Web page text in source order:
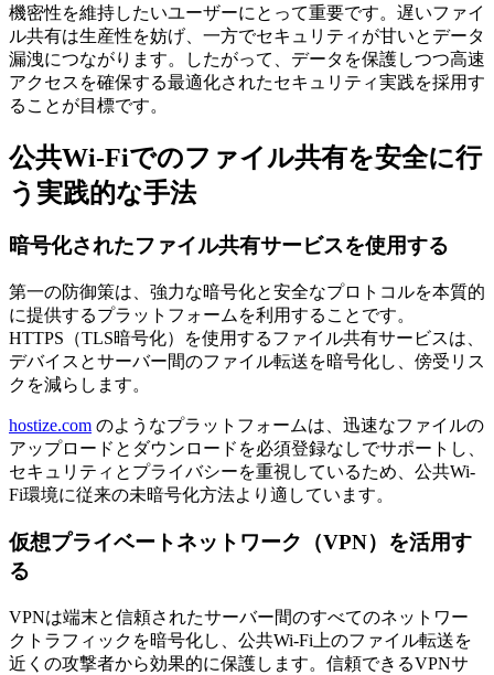
機密性を維持したいユーザーにとって重要です。遅いファイ
ル共有は生産性を妨げ、一方でセキュリティが甘いとデータ
漏洩につながります。したがって、データを保護しつつ高速
アクセスを確保する最適化されたセキュリティ実践を採用す
ることが目標です。
公共Wi-Fiでのファイル共有を安全に行
う実践的な手法
暗号化されたファイル共有サービスを使用する
第一の防御策は、強力な暗号化と安全なプロトコルを本質的
に提供するプラットフォームを利用することです。
HTTPS（TLS暗号化）を使用するファイル共有サービスは、
デバイスとサーバー間のファイル転送を暗号化し、傍受リス
クを減らします。
hostize.com のようなプラットフォームは、迅速なファイルの
アップロードとダウンロードを必須登録なしでサポートし、
セキュリティとプライバシーを重視しているため、公共Wi-
Fi環境に従来の未暗号化方法より適しています。
仮想プライベートネットワーク（VPN）を活用す
る
VPNは端末と信頼されたサーバー間のすべてのネットワー
クトラフィックを暗号化し、公共Wi-Fi上のファイル転送を
近くの攻撃者から効果的に保護します。信頼できるVPNサ